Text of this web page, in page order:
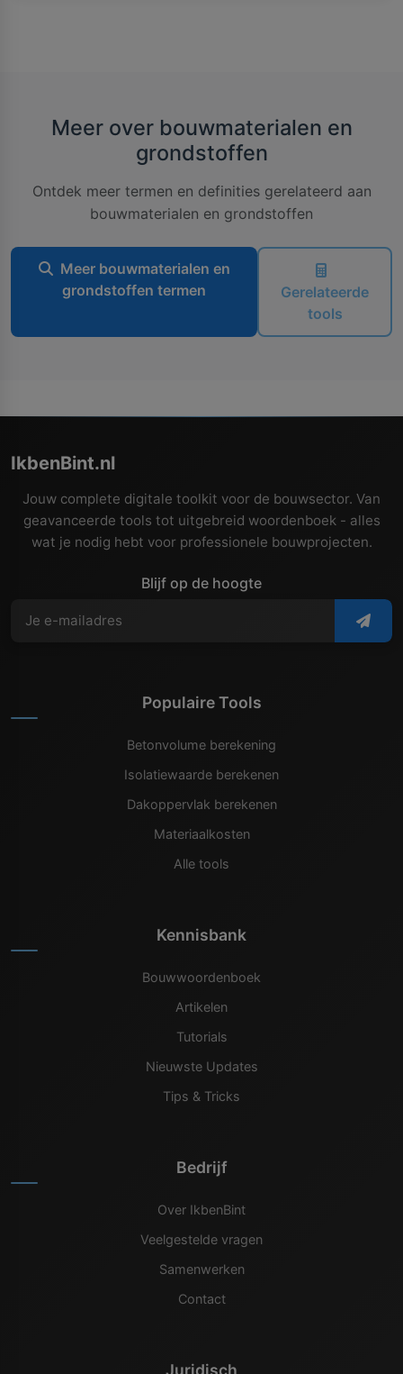
Meer over bouwmaterialen en
grondstoffen
Ontdek meer termen en definities gerelateerd aan
bouwmaterialen en grondstoffen
Meer bouwmaterialen en
grondstoffen termen
Gerelateerde
tools
IkbenBint.nl
Jouw complete digitale toolkit voor de bouwsector. Van
geavanceerde tools tot uitgebreid woordenboek - alles
wat je nodig hebt voor professionele bouwprojecten.
Blijf op de hoogte
Populaire Tools
Betonvolume berekening
Isolatiewaarde berekenen
Dakoppervlak berekenen
Materiaalkosten
Alle tools
Kennisbank
Bouwwoordenboek
Artikelen
Tutorials
Nieuwste Updates
Tips & Tricks
Bedrijf
Over IkbenBint
Veelgestelde vragen
Samenwerken
Contact
Juridisch